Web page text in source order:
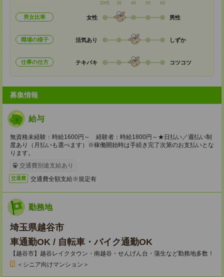
20代 30 40 50 60
男女比率 女性 男性
職場の様子 活気あり しずか
仕事の仕方 テキパキ コツコツ
募集情報
給与
無資格未経験：時給1600円～ 経験者：時給1800円～★日払い／週払い制
度あり（月払いも選べます）※稼働開始時は手続き完了次第のお支払いとな
ります。
交通費別途支給あり
交通費 交通費全額支給※規定有
勤務地
埼玉県越谷市
車通勤OK / 自転車・バイク通勤OK
【越谷市】越谷レイクタウン・南越谷・せんげん台・蒲生など勤務地多数！
＜シニア向けマンション＞